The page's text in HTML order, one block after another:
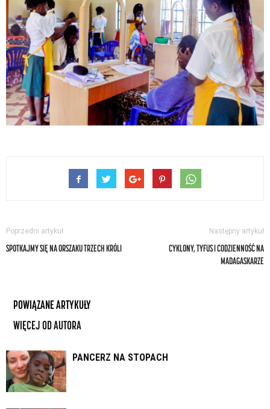
Poprzedni artykuł
SPOTKAJMY SIĘ NA ORSZAKU TRZECH KRÓLI
Następny artykuł
CYKLONY, TYFUS I CODZIENNOŚĆ NA
MADAGASKARZE
POWIĄZANE ARTYKUŁY
WIĘCEJ OD AUTORA
PANCERZ NA STOPACH